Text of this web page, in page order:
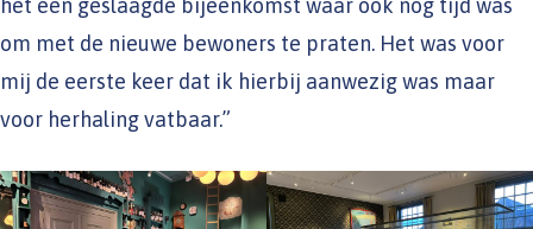
om met de nieuwe bewoners te praten. Het was voor
mij de eerste keer dat ik hierbij aanwezig was maar
voor herhaling vatbaar.”